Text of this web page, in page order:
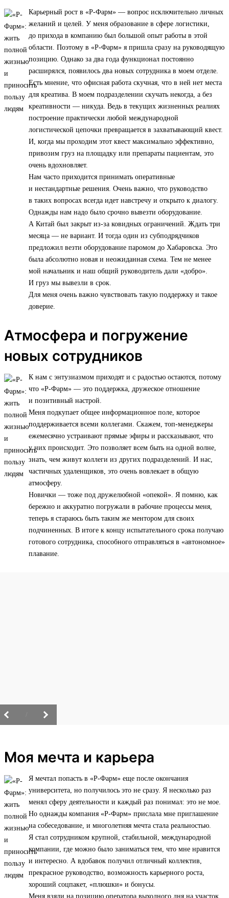
Карьерный рост в «Р-Фарм» — вопрос исключительно личных
желаний и целей. У меня образование в сфере логистики,
до прихода в компанию был большой опыт работы в этой
области. Поэтому в «Р-Фарм» я пришла сразу на руководящую
позицию. Однако за два года функционал постоянно
расширялся, появилось два новых сотрудника в моем отделе.
Есть мнение, что офисная работа скучная, что в ней нет места
для креатива. В моем подразделении скучать некогда, а без
креативности — никуда. Ведь в текущих жизненных реалиях
построение практически любой международной
логистической цепочки превращается в захватывающий квест.
И, когда мы проходим этот квест максимально эффективно,
привозим груз на площадку или препараты пациентам, это
очень вдохновляет.
Нам часто приходится принимать оперативные
и нестандартные решения. Очень важно, что руководство
в таких вопросах всегда идет навстречу и открыто к диалогу.
Однажды нам надо было срочно вывезти оборудование.
А Китай был закрыт из-за ковидных ограничений. Ждать три
месяца — не вариант. И тогда один из субподрядчиков
предложил везти оборудование паромом до Хабаровска. Это
была абсолютно новая и неожиданная схема. Тем не менее
мой начальник и наш общий руководитель дали «добро».
И груз мы вывезли в срок.
Для меня очень важно чувствовать такую поддержку и такое
доверие.
Атмосфера и погружение
новых сотрудников
К нам с энтузиазмом приходят и с радостью остаются, потому
что «Р-Фарм» — это поддержка, дружеское отношение
и позитивный настрой.
Меня подкупает общее информационное поле, которое
поддерживается всеми коллегами. Скажем, топ-менеджеры
ежемесячно устраивают прямые эфиры и рассказывают, что
у них происходит. Это позволяет всем быть на одной волне,
знать, чем живут коллеги из других подразделений. И нас,
частичных удаленщиков, это очень вовлекает в общую
атмосферу.
Новички — тоже под дружелюбной «опекой». Я помню, как
бережно и аккуратно погружали в рабочие процессы меня,
теперь я стараюсь быть таким же ментором для своих
подчиненных. В итоге к концу испытательного срока получаю
готового сотрудника, способного отправляться в «автономное»
плавание.
Моя мечта и карьера
Я мечтал попасть в «Р-Фарм» еще после окончания
университета, но получилось это не сразу. Я несколько раз
менял сферу деятельности и каждый раз понимал: это не мое.
Но однажды компания «Р-Фарм» прислала мне приглашение
на собеседование, и многолетняя мечта стала реальностью.
Я стал сотрудником крупной, стабильной, международной
компании, где можно было заниматься тем, что мне нравится
и интересно. А вдобавок получил отличный коллектив,
прекрасное руководство, возможность карьерного роста,
хороший соцпакет, «плюшки» и бонусы.
Меня взяли на позицию оператора выходного дня на участок